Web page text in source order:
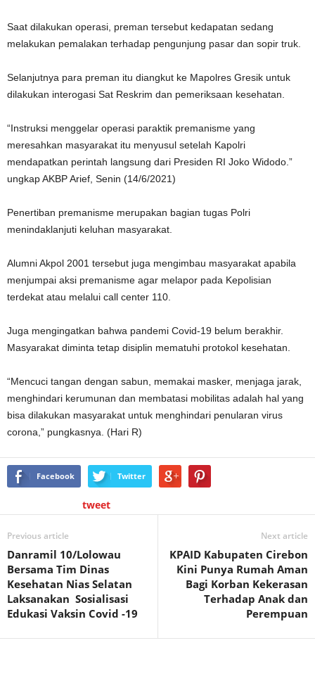
Saat dilakukan operasi, preman tersebut kedapatan sedang
melakukan pemalakan terhadap pengunjung pasar dan sopir truk.
Selanjutnya para preman itu diangkut ke Mapolres Gresik untuk
dilakukan interogasi Sat Reskrim dan pemeriksaan kesehatan.
“Instruksi menggelar operasi paraktik premanisme yang
meresahkan masyarakat itu menyusul setelah Kapolri
mendapatkan perintah langsung dari Presiden RI Joko Widodo.”
ungkap AKBP Arief, Senin (14/6/2021)
Penertiban premanisme merupakan bagian tugas Polri
menindaklanjuti keluhan masyarakat.
Alumni Akpol 2001 tersebut juga mengimbau masyarakat apabila
menjumpai aksi premanisme agar melapor pada Kepolisian
terdekat atau melalui call center 110.
Juga mengingatkan bahwa pandemi Covid-19 belum berakhir.
Masyarakat diminta tetap disiplin mematuhi protokol kesehatan.
“Mencuci tangan dengan sabun, memakai masker, menjaga jarak,
menghindari kerumunan dan membatasi mobilitas adalah hal yang
bisa dilakukan masyarakat untuk menghindari penularan virus
corona,” pungkasnya. (Hari R)
Facebook Twitter
tweet
Previous article
Danramil 10/Lolowau
Bersama Tim Dinas
Kesehatan Nias Selatan
Laksanakan Sosialisasi
Edukasi Vaksin Covid -19
Next article
KPAID Kabupaten Cirebon
Kini Punya Rumah Aman
Bagi Korban Kekerasan
Terhadap Anak dan
Perempuan